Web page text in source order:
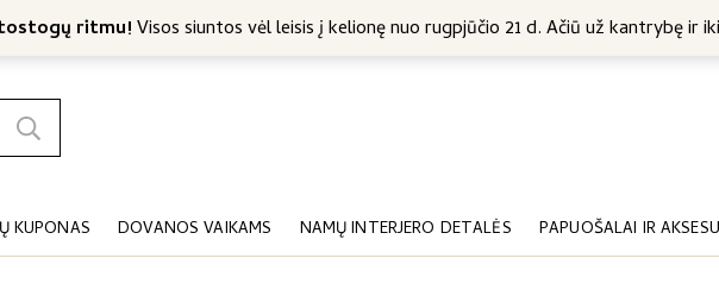
ritmu!Visos siuntos vėl leisis į kelionę nuo rugpjūčio 21 d. Ačiū už kantrybę ir
siuntimas nuo 45 Eur
KUPONAS DOVANOS VAIKAMS NAMŲ INTERJERO DETALĖS PAPUOŠALAI IR